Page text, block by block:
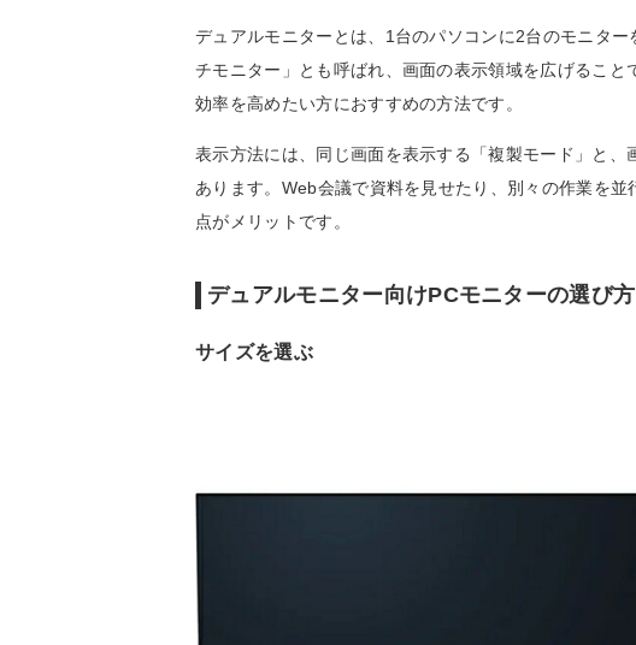
デュアルモニターとは、1台のパソコンに2台のモニタ
チモニター」とも呼ばれ、画面の表示領域を広げるこ
効率を高めたい方におすすめの方法です。
表示方法には、同じ画面を表示する「複製モード」と
あります。Web会議で資料を見せたり、別々の作業を
点がメリットです。
デュアルモニター向けPCモニターの選び方
サイズを選ぶ